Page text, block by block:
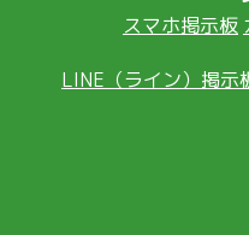
スマホ掲示板
LINE（ライン）掲